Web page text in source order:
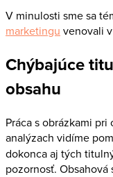
V minulosti sme sa
marketingu venovali
Chýbajúce
obsahu
Práca s obrázkami
analýzach vidíme
dokonca aj tých
pozornosť.